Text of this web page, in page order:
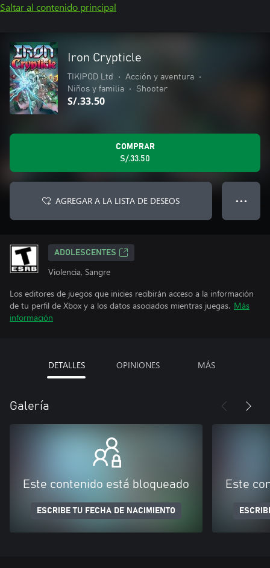
Saltar al contenido principal
Iron Crypticle
TIKIPOD Ltd • Acción y aventura
•
Niños y familia
• Shooter
S/.33.50
COMPRAR
S/.33.50
AGREGAR A LA LISTA DE DESEOS ● ● ●
ADOLESCENTES
Violencia, Sangre
Los editores de juegos que inicies recibirán acceso a la información
de tu perfil de Xbox y a los datos asociados mientras juegas. Más
información
DETALLES OPINIONES MÁS
Galería
Este contenido está bloqueado
ESCRIBE TU FECHA DE NACIMIENTO
Este